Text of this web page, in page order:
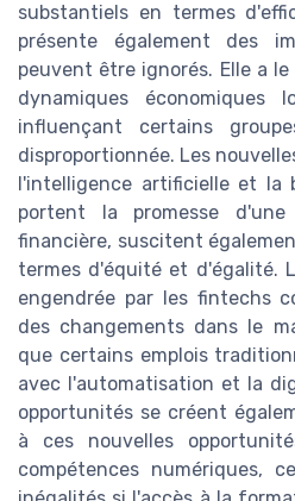
substantiels en termes
présente également des
peuvent être ignorés. Elle a
dynamiques économiques
influençant certains
disproportionnée. Les
l'intelligence artificielle et la
portent la promesse
financière, suscitent
termes d'équité et d'égalité.
engendrée par les fintechs
des changements dans le
que certains emplois
avec l'automatisation et la
opportunités se créent
à ces nouvelles
compétences numériques,